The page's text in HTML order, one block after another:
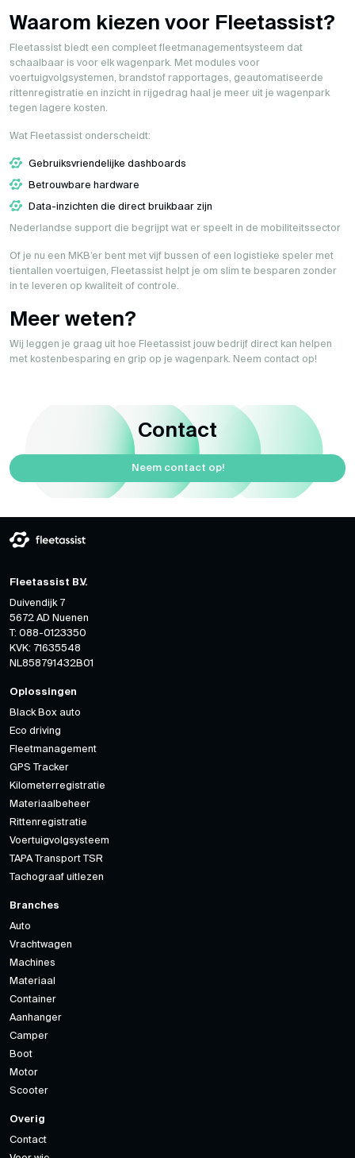
Waarom kiezen voor Fleetassist?
Fleetassist biedt een compleet fleetmanagementsysteem dat
schaalbaar is voor elk wagenpark. Met modules voor
voertuigvolgsystemen, brandstof rapportages, geautomatiseerde
rittenregistratie en inzicht in rijgedrag haal je meer uit je wagenpark
tegen lagere kosten.
Wat Fleetassist onderscheidt:
Gebruiksvriendelijke dashboards
Betrouwbare hardware
Data-inzichten die direct bruikbaar zijn
Nederlandse support die begrijpt wat er speelt in de mobiliteitssector
Of je nu een MKB’er bent met vijf bussen of een logistieke speler met
tientallen voertuigen, Fleetassist helpt je om slim te besparen zonder
in te leveren op kwaliteit of controle.
Meer weten?
Wij leggen je graag uit hoe Fleetassist jouw bedrijf direct kan helpen
met kostenbesparing en grip op je wagenpark. Neem contact op!
Contact
Neem contact op!
Fleetassist B.V.
Duivendijk 7
5672 AD Nuenen
T: 088-0123350
KVK: 71635548
NL858791432B01
Oplossingen
Black Box auto
Eco driving
Fleetmanagement
GPS Tracker
Kilometerregistratie
Materiaalbeheer
Rittenregistratie
Voertuigvolgsysteem
TAPA Transport TSR
Tachograaf uitlezen
Branches
Auto
Vrachtwagen
Machines
Materiaal
Container
Aanhanger
Camper
Boot
Motor
Scooter
Overig
Contact